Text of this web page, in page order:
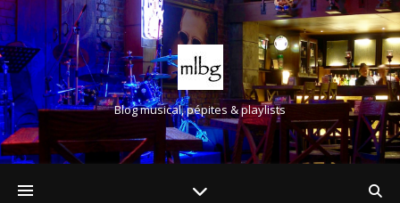
Blog musical, pépites & playlists